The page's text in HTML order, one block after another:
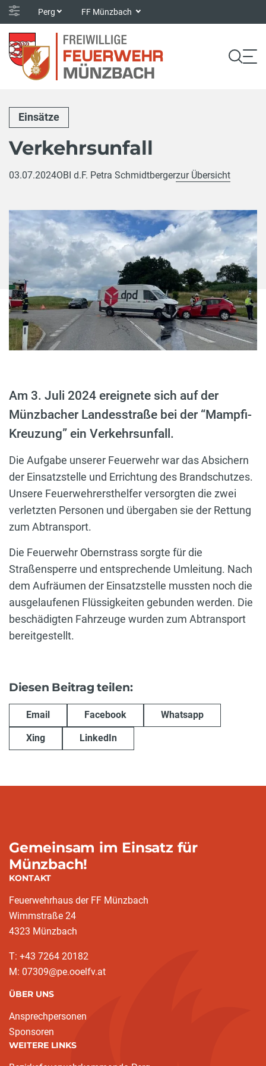
Perg FF Münzbach
Einsätze
Verkehrsunfall
03.07.2024OBI d.F. Petra Schmidtbergerzur Übersicht
Am 3. Juli 2024 ereignete sich auf der
Münzbacher Landesstraße bei der “Mampfi-
Kreuzung” ein Verkehrsunfall.
Die Aufgabe unserer Feuerwehr war das Absichern
der Einsatzstelle und Errichtung des Brandschutzes.
Unsere Feuerwehrersthelfer versorgten die zwei
verletzten Personen und übergaben sie der Rettung
zum Abtransport.
Die Feuerwehr Obernstrass sorgte für die
Straßensperre und entsprechende Umleitung. Nach
dem Aufräumen der Einsatzstelle mussten noch die
ausgelaufenen Flüssigkeiten gebunden werden. Die
beschädigten Fahrzeuge wurden zum Abtransport
bereitgestellt.
Diesen Beitrag teilen:
Email Facebook Whatsapp
Xing LinkedIn
Gemeinsam im Einsatz für
Münzbach!
KONTAKT
Feuerwehrhaus der FF Münzbach
Wimmstraße 24
4323 Münzbach
T: +43 7264 20182
M: 07309@pe.ooelfv.at
ÜBER UNS
Ansprechpersonen
Sponsoren
WEITERE LINKS